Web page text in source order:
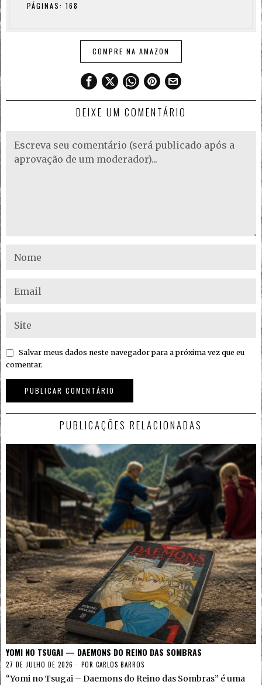
PÁGINAS: 168
COMPRE NA AMAZON
DEIXE UM COMENTÁRIO
Salvar meus dados neste navegador para a próxima vez que eu
comentar.
PUBLICAÇÕES RELACIONADAS
YOMI NO TSUGAI — DAEMONS DO REINO DAS SOMBRAS
27 DE JULHO DE 2026 POR CARLOS BARROS
“Yomi no Tsugai – Daemons do Reino das Sombras” é uma